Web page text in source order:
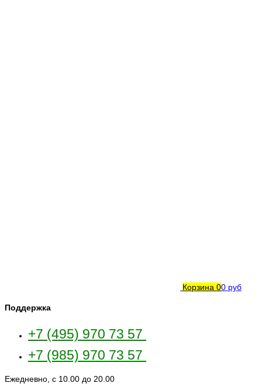
Корзина 00 руб
Поддержка
+7 (495) 970 73 57
+7 (985) 970 73 57
Ежедневно, с 10.00 до 20.00